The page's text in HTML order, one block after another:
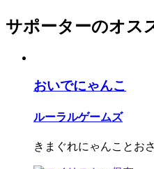
サポーターのオス
おいでにゃんこ
ルーラルゲームズ
きまぐれにゃんことお